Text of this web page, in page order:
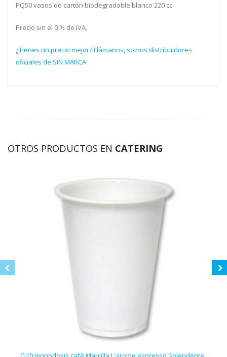
PQ50 vasos de cartón biodegradable blanco 220 cc
Precio sin el 0 % de IVA.
¿Tienes un precio mejor? Llámanos, somos distribuidores
oficiales de SIN MARCA
OTROS PRODUCTOS EN CATERING